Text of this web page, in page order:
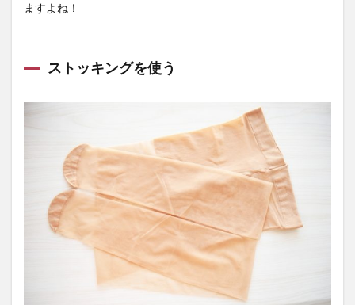
ますよね！
ストッキングを使う